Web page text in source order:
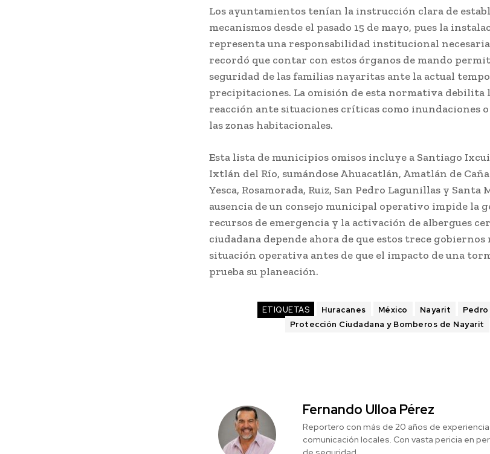
Los ayuntamientos tenían la instrucción clara de
mecanismos desde el pasado 15 de mayo, pues la
representa una responsabilidad institucional
recordó que contar con estos órganos de mando
seguridad de las familias nayaritas ante la actual
precipitaciones. La omisión de esta normativa debilita
reacción ante situaciones críticas como inundaciones
las zonas habitacionales.
Esta lista de municipios omisos incluye a Santiago
Ixtlán del Río, sumándose Ahuacatlán, Amatlán de
Yesca, Rosamorada, Ruiz, San Pedro Lagunillas y Santa
ausencia de un consejo municipal operativo impide la
recursos de emergencia y la activación de albergues
ciudadana depende ahora de que estos trece
situación operativa antes de que el impacto de una
prueba su planeación.
ETIQUETAS Huracanes México Nayarit
Protección Ciudadana y Bomberos de Nayarit
Fernando Ulloa Pérez
Reportero con más de 20 años de
comunicación locales. Con vasta pericia en